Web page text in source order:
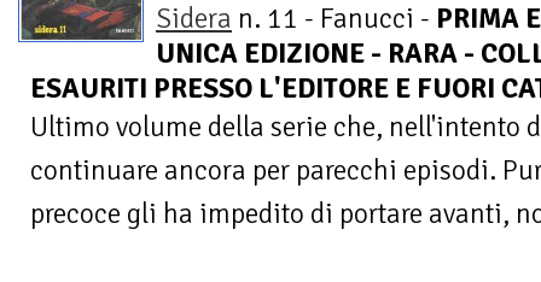
Sidera n. 11 - Fanucci - PRIMA
UNICA EDIZIONE - RARA -
ESAURITI PRESSO L'EDITORE E FUORI
Ultimo volume della serie che, nell'intento
continuare ancora per parecchi episodi.
precoce gli ha impedito di portare avanti,